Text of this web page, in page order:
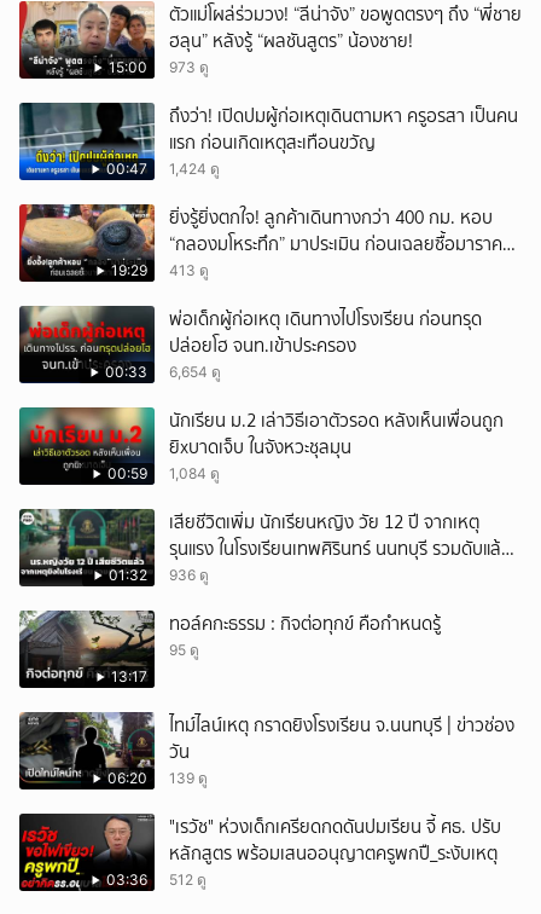
15:00
ตัวแม่โผล่ร่วมวง! “ลีน่าจัง” ขอพูดตรงๆ ถึง “พี่ชาย
ฮลุน” หลังรู้ “ผลชันสูตร” น้องชาย!
973 ดู
00:47
ถึงว่า! เปิดปมผู้ก่อเหตุเดินตามหา ครูอรสา เป็นคน
แรก ก่อนเกิดเหตุสะเทือนขวัญ
1,424 ดู
19:29
ยิ่งรู้ยิ่งตกใจ! ลูกค้าเดินทางกว่า 400 กม. หอบ
“กลองมโหระทึก” มาประเมิน ก่อนเฉลยซื้อมาราคา
เท่าไหร่?
413 ดู
00:33
พ่อเด็กผู้ก่อเหตุ เดินทางไปโรงเรียน ก่อนทรุด
ปล่อยโฮ จนท.เข้าประครอง
6,654 ดู
00:59
นักเรียน ม.2 เล่าวิธีเอาตัวรอด หลังเห็นเพื่อนถูก
ยิxบาดเจ็บ ในจังหวะชุลมุน
1,084 ดู
01:32
เสียชีวิตเพิ่ม นักเรียนหญิง วัย 12 ปี จากเหตุ
รุนแรง ในโรงเรียนเทพศิรินทร์ นนทบุรี รวมดับแล้ว
9 ราย
936 ดู
13:17
ทอล์คกะธรรม : กิจต่อทุกข์ คือกำหนดรู้
95 ดู
06:20
ไทม์ไลน์เหตุ กราดยิงโรงเรียน จ.นนทบุรี | ข่าวช่อง
วัน
139 ดู
03:36
"เรวัช" ห่วงเด็กเครียดกดดันปมเรียน จี้ ศธ. ปรับ
หลักสูตร พร้อมเสนออนุญาตครูพกปื_ระงับเหตุ
512 ดู